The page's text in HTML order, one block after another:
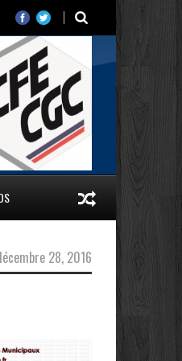
28, 2016